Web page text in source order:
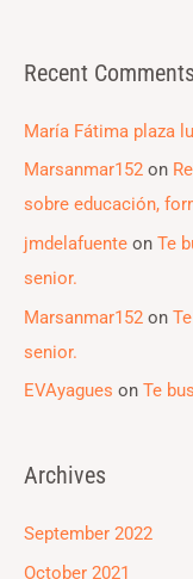
Recent Comments
María Fátima plaza
Marsanmar152 on
sobre educación,
jmdelafuente on Te
senior.
Marsanmar152 on
senior.
EVAyagues on Te
Archives
September 2022
October 2021